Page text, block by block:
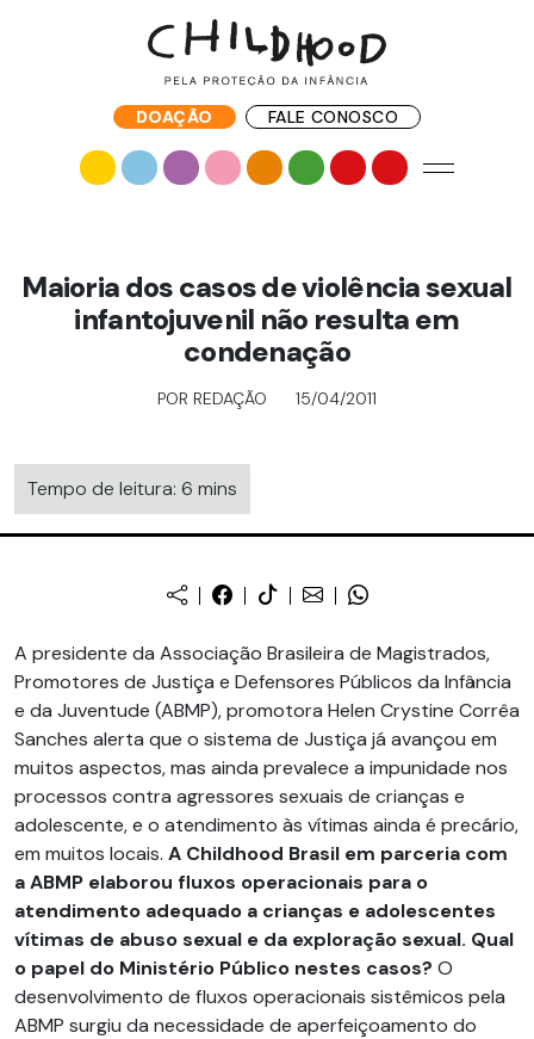
DOAÇÃO FALE CONOSCO
Maioria dos casos de violência sexual
infantojuvenil não resulta em
condenação
POR REDAÇÃO 15/04/2011
Tempo de leitura: 6 mins
A presidente da Associação Brasileira de Magistrados,
Promotores de Justiça e Defensores Públicos da Infância
e da Juventude (ABMP), promotora Helen Crystine Corrêa
Sanches alerta que o sistema de Justiça já avançou em
muitos aspectos, mas ainda prevalece a impunidade nos
processos contra agressores sexuais de crianças e
adolescente, e o atendimento às vítimas ainda é precário,
em muitos locais. A Childhood Brasil em parceria com
a ABMP elaborou fluxos operacionais para o
atendimento adequado a crianças e adolescentes
vítimas de abuso sexual e da exploração sexual. Qual
o papel do Ministério Público nestes casos? O
desenvolvimento de fluxos operacionais sistêmicos pela
ABMP surgiu da necessidade de aperfeiçoamento do